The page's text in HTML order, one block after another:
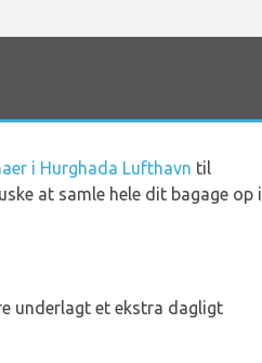
i Hurghada Lufthavn til
at samle hele dit bagage op i
underlagt et ekstra dagligt